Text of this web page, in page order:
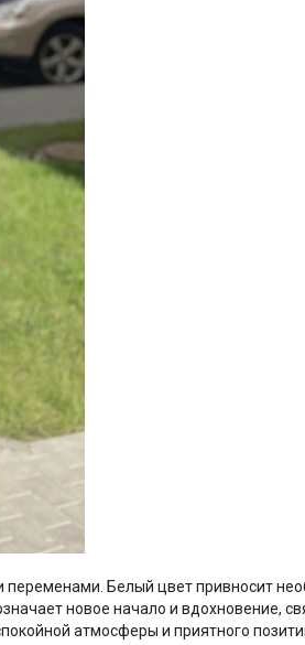
Белый цвет привносит
новое начало и вдохновение,
атмосферы и приятного